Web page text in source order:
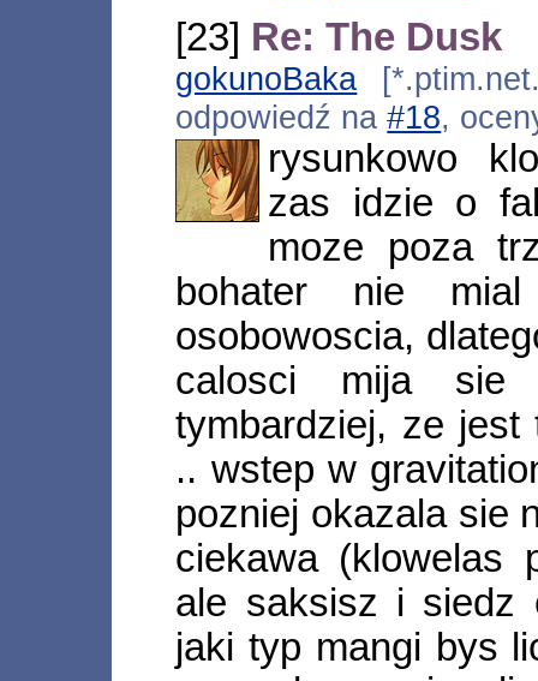
[23] Re: The Dusk
gokunoBaka
odpowiedź na#18,
rysunkowo
zas idzie o
moze poza
bohater nie
osobowoscia,
calosci mija
tymbardziej, ze
.. wstep w
pozniej okazala sie
ciekawa (klowelas
ale saksisz i siedz
jaki typ mangi bys